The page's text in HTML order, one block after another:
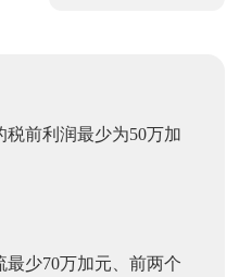
税前利润最少为50万加
最少70万加元、前两个